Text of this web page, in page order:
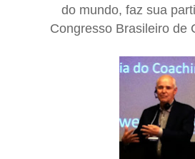
do mundo, faz sua
Congresso Brasileiro de